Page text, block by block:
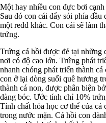
Một hay nhiều con đực bơi
Sau đó con cái đẩy sỏi phía
một redd khác. Con cái sẽ làm
trứng.
Trứng cá hồi được đẻ tại những
nơi có độ cao lớn. Trứng phát
nhanh chóng phát triển thành
con ở lại dòng suối quê hương
thành cá non, được phân biện
dàng bóc. Ước tính chỉ 10%
Tính chất hóa học cơ thể của
trong nước mặn. Cá hồi con